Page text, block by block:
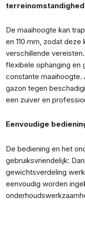
De maaihoogte kan
en 110 mm, zodat
verschillende
flexibele ophanging en
constante
gazon tegen
een zuiver en
Eenvoudige
De bediening en het
gebruiksvriendelijk:
gewichtsverdeling
eenvoudig worden